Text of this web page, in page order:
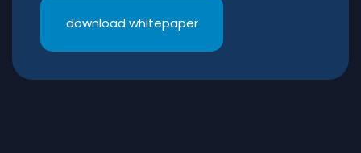
download whitepaper